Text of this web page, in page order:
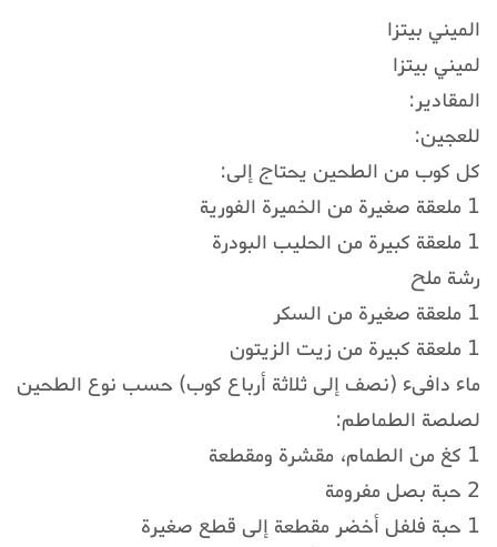
الميني بيتزا
لميني بيتزا
المقادير:
للعجين:
كل كوب من الطحين يحتاج إلى:
1 ملعقة صغيرة من الخميرة الفورية
1 ملعقة كبيرة من الحليب البودرة
رشة ملح
1 ملعقة صغيرة من السكر
1 ملعقة كبيرة من زيت الزيتون
ماء دافىء (نصف إلى ثلاثة أرباع كوب) حسب نوع الطحين
لصلصة الطماطم:
1 كغ من الطمام، مقشرة ومقطعة
2 حبة بصل مفرومة
1 حبة فلفل أخضر مقطعة إلى قطع صغيرة